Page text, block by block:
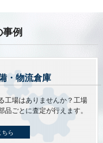
例
・物流倉庫
工場はありませんか？工場
ごとに査定が⾏えます。
ちら